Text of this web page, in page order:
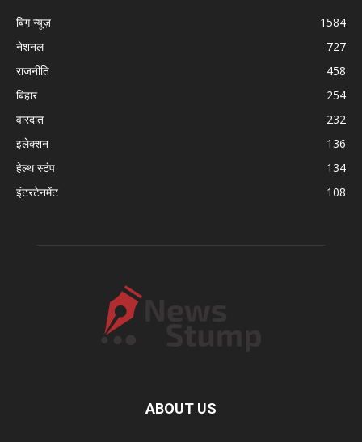
बिग न्यूज़
1584
नेशनल
727
राजनीति
458
बिहार
254
वारदात
232
इलेक्शन
136
हेल्थ स्टंप
134
इंटरटेनमेंट
108
ABOUT US